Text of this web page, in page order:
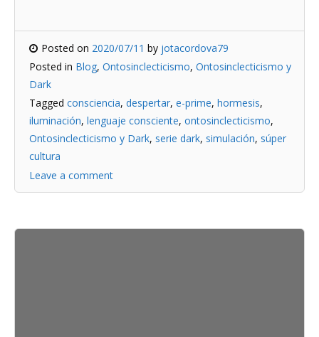
Posted on 2020/07/11 by jotacordova79
Posted in Blog, Ontosinclecticismo, Ontosinclecticismo y
Dark
Tagged consciencia, despertar, e-prime, hormesis,
iluminación, lenguaje consciente, ontosinclecticismo,
Ontosinclecticismo y Dark, serie dark, simulación, súper
cultura
Leave a comment